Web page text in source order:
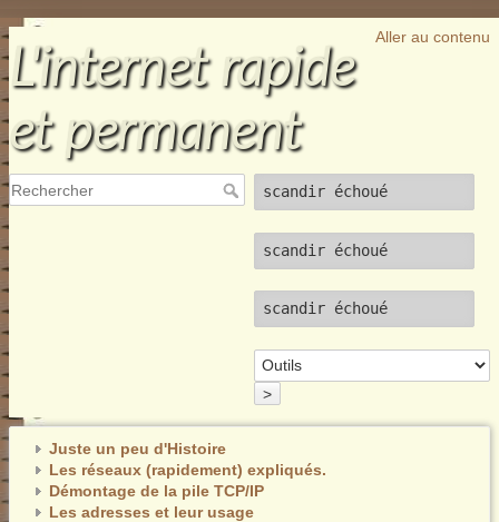
Aller au contenu
L'internet rapide
et permanent
scandir échoué
scandir échoué
scandir échoué
>
Juste un peu d'Histoire
Les réseaux (rapidement) expliqués.
Démontage de la pile TCP/IP
Les adresses et leur usage